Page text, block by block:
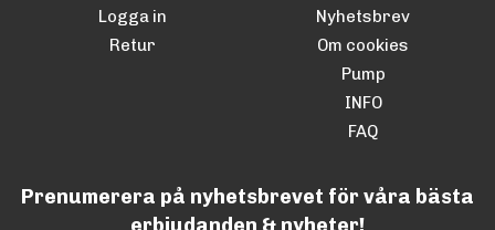
Logga in
Retur
Nyhetsbrev
Om cookies
Pump
INFO
FAQ
Prenumerera på nyhetsbrevet för våra bästa